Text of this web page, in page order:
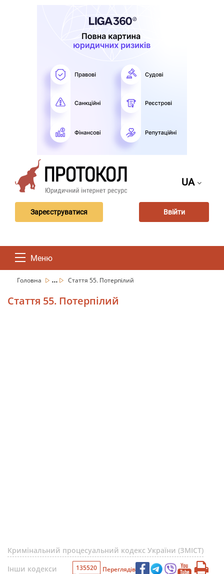
UA
Зареєструватися Ввійти
Меню
Головна ... Стаття 55. Потерпілий
Стаття 55. Потерпілий
Кримінальний процесуальний кодекс України (ЗМІСТ)
Інши кодекси
135520 Переглядів